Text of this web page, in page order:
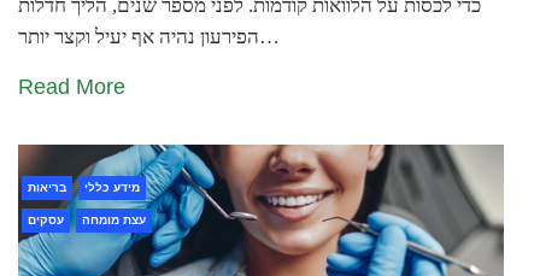
כדי לכסות על הלוואות קודמות. לפני מספר שנים, הליך חדלות
הפירעון נהיה אף יעיל וקצר יותר…
Read More
בריאות מידע כללי
עסקים עצת מומחה